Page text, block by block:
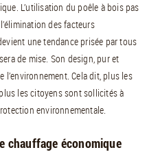
L’utilisation du poêle à bois pas
des facteurs
une tendance prisée par tous
de mise. Son design, pur et
Cela dit, plus les
les citoyens sont sollicités à
environnementale.
chauffage économique